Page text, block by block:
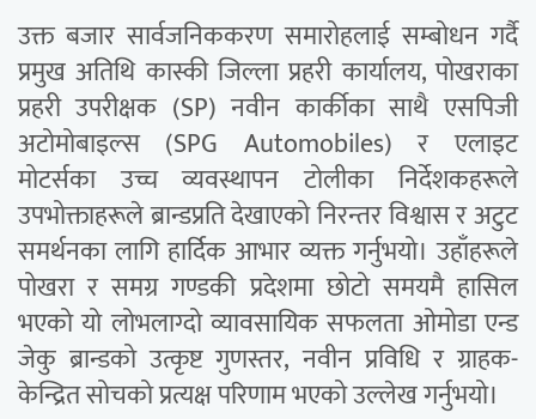
उक्त बजार सार्वजनिककरण समारोहलाई सम्बोधन गर्दै
प्रमुख अतिथि कास्की जिल्ला प्रहरी कार्यालय, पोखराका
प्रहरी उपरीक्षक (SP) नवीन कार्कीका साथै एसपिजी
अटोमोबाइल्स (SPG Automobiles) र एलाइट
मोटर्सका उच्च व्यवस्थापन टोलीका निर्देशकहरूले
उपभोक्ताहरूले ब्रान्डप्रति देखाएको निरन्तर विश्वास र अटुट
समर्थनका लागि हार्दिक आभार व्यक्त गर्नुभयो। उहाँहरूले
पोखरा र समग्र गण्डकी प्रदेशमा छोटो समयमै हासिल
भएको यो लोभलाग्दो व्यावसायिक सफलता ओमोडा एन्ड
जेकु ब्रान्डको उत्कृष्ट गुणस्तर, नवीन प्रविधि र ग्राहक-
केन्द्रित सोचको प्रत्यक्ष परिणाम भएको उल्लेख गर्नुभयो।